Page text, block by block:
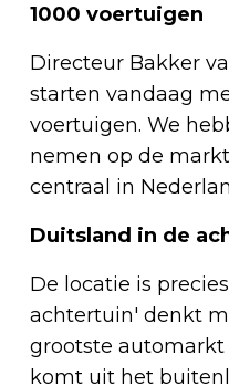
1000 voertuigen
Directeur Bakker
starten vandaag
voertuigen. We
nemen op de
centraal in
Duitsland in de
De locatie is
achtertuin' denkt
grootste automarkt
komt uit het